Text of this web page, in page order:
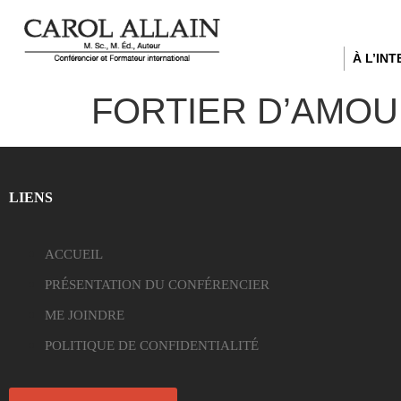
À
FORTIER
LIENS
ACCUEIL
PRÉSENTATION DU CONFÉRENCIER
ME JOINDRE
POLITIQUE DE CONFIDENTIALITÉ